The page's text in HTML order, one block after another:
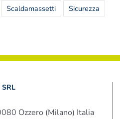
Scaldamassetti Sicurezza
SRL
Ozzero (Milano) Italia